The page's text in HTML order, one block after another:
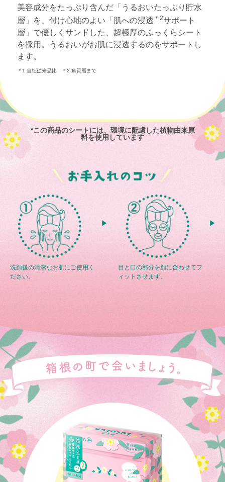
美容成分をたっぷり含んだ「うるおいたっぷり貯水
層」を、付け心地のよい「肌への浸透 ＊2サポート
層」で優しくサンドした、超極厚のふっくらシート
を採用。うるおいがお肌に浸透するのをサポートし
ます。
＊1 当社従来品比 ＊2 角質層まで
*この商品のシートには、環境に配慮した植物由来原
料を使用しています
洗顔後の清潔なお肌にご使用く
ださい。
目と口の部分を顔に合わせてフ
ィットさせます。